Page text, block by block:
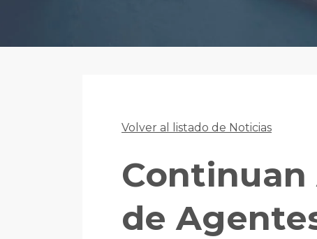
Volver al listado de Noticias
Continuan
de